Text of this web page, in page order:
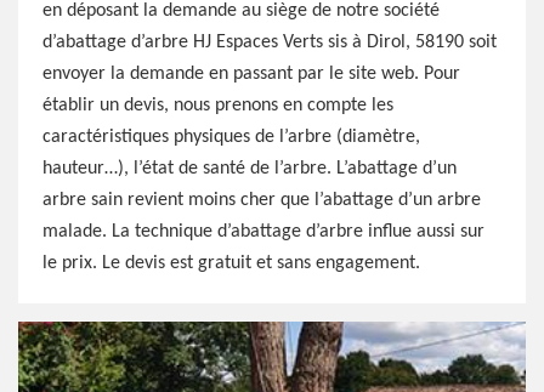
en déposant la demande au siège de notre société
d’abattage d’arbre HJ Espaces Verts sis à Dirol, 58190 soit
envoyer la demande en passant par le site web. Pour
établir un devis, nous prenons en compte les
caractéristiques physiques de l’arbre (diamètre,
hauteur…), l’état de santé de l’arbre. L’abattage d’un
arbre sain revient moins cher que l’abattage d’un arbre
malade. La technique d’abattage d’arbre influe aussi sur
le prix. Le devis est gratuit et sans engagement.